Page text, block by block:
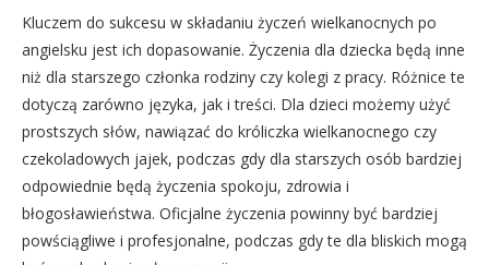
Kluczem do sukcesu w składaniu życzeń wielkanocnych po
angielsku jest ich dopasowanie. Życzenia dla dziecka będą inne
niż dla starszego członka rodziny czy kolegi z pracy. Różnice te
dotyczą zarówno języka, jak i treści. Dla dzieci możemy użyć
prostszych słów, nawiązać do króliczka wielkanocnego czy
czekoladowych jajek, podczas gdy dla starszych osób bardziej
odpowiednie będą życzenia spokoju, zdrowia i
błogosławieństwa. Oficjalne życzenia powinny być bardziej
powściągliwe i profesjonalne, podczas gdy te dla bliskich mogą